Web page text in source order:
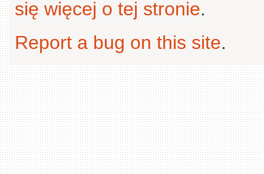
się więcej o tej stronie.
Report a bug on this site.